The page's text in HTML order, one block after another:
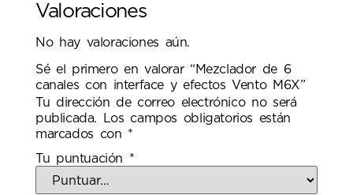
Valoraciones
No hay valoraciones aún.
Sé el primero en valorar “Mezclador de 6
canales con interface y efectos Vento M6X”
Tu dirección de correo electrónico no será
publicada.
Los campos obligatorios están
marcados con *
Tu puntuación *